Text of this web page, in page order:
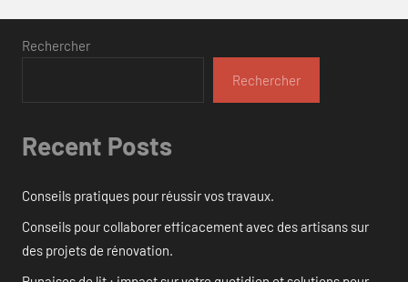
Rechercher
Rechercher
Recent Posts
Conseils pratiques pour réussir vos travaux.
Conseils pour collaborer efficacement avec des artisans sur
des projets de rénovation.